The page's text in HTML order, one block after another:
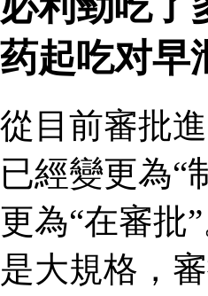
药起吃对早
從目前審批
已經變更為“
更為“在審批
是大規格，